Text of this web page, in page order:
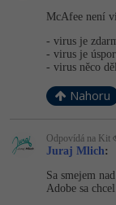
McAfee není
- virus je
- virus je
- virus něco
Nahoru
Odpovídá na Kit
Juraj Mlich:
Sa smejem
Adobe sa